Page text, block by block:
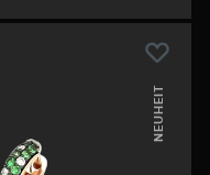
NEUHEIT